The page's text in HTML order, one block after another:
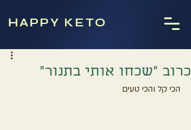
HAPPY KETO
כרוב ״שכחו אותי בתנור״
הכי קל והכי טעים